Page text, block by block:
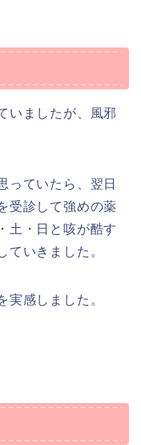
いましたが、風邪
っていたら、翌日
受診して強めの薬
土・日と咳が酷す
ていきました。
実感しました。